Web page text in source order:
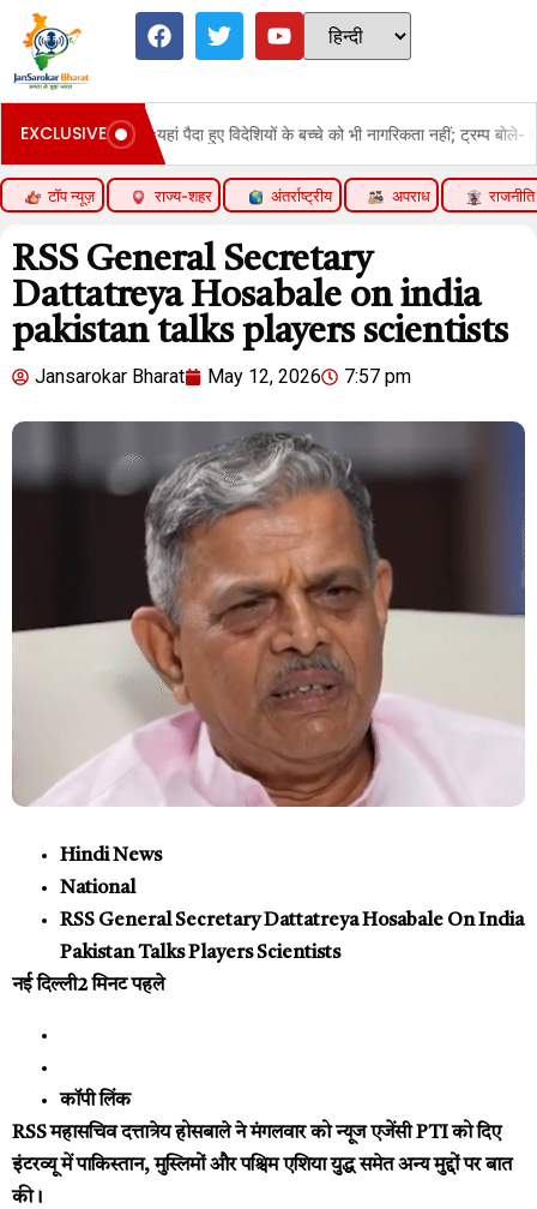
EXCLUSIVE
हुए विदेशियों के बच्चे को भी नागरिकता नहीं; ट्रम्प बोले- बर्थराइट सिटीजनशिप मजाक
टॉप न्यूज़ राज्य-शहर अंतर्राष्ट्रीय अपराध राजनीति
RSS General Secretary
Dattatreya Hosabale on india
pakistan talks players scientists
Jansarokar Bharat May 12, 2026 7:57 pm
Hindi News
National
RSS General Secretary Dattatreya Hosabale On India
Pakistan Talks Players Scientists
नई दिल्ली2 मिनट पहले
कॉपी लिंक
RSS महासचिव दत्तात्रेय होसबाले ने मंगलवार को न्यूज एजेंसी PTI को दिए
इंटरव्यू में पाकिस्तान, मुस्लिमों और पश्चिम एशिया युद्ध समेत अन्य मुद्दों पर बात
की।